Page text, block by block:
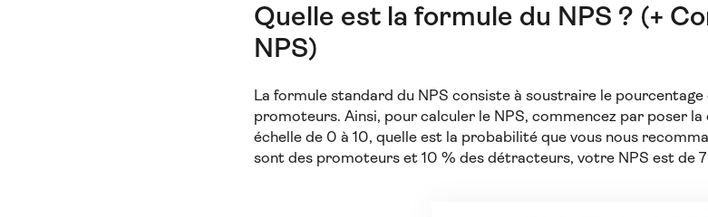
Quelle est la formule du NPS ? (+
NPS)
La formule standard du NPS consiste à soustraire le
promoteurs. Ainsi, pour calculer le NPS, commencez par poser
échelle de 0 à 10, quelle est la probabilité que vous nous
sont des promoteurs et 10 % des détracteurs, votre NPS est de